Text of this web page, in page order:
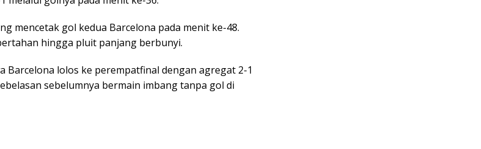
mencetak gol kedua Barcelona pada menit ke-48.
hingga pluit panjang berbunyi.
Barcelona lolos ke perempatfinal dengan agregat 2-1
sebelumnya bermain imbang tanpa gol di